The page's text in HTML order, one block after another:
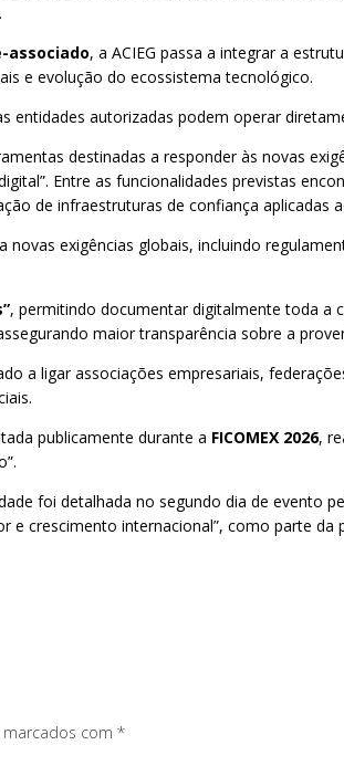
associado, a ACIEG passa a integrar a
e evolução do ecossistema tecnológico.
entidades autorizadas podem operar
destinadas a responder às novas
Entre as funcionalidades previstas
de infraestruturas de confiança aplicadas
exigências globais, incluindo
, permitindo documentar digitalmente toda a
maior transparência sobre a
a ligar associações empresariais,
publicamente durante a FICOMEX 2026,
foi detalhada no segundo dia de evento
crescimento internacional”, como parte da
com *